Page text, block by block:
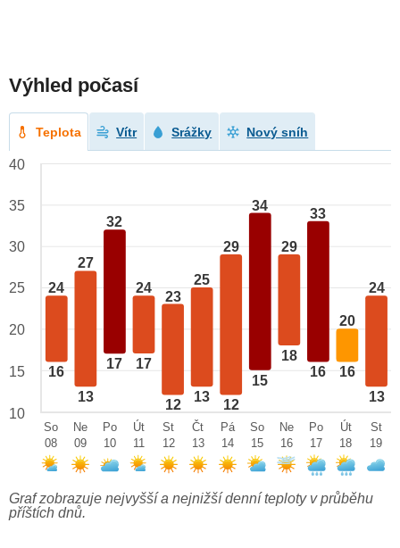
Výhled počasí
Teplota Vítr Srážky Nový sníh
24
16
27
13
32
17
24
17
23
12
25
13
29
12
34
15
29
18
33
16
20
16
24
13
40
35
30
25
20
15
10
So
08
Ne
09
Po
10
Út
11
St
12
Čt
13
Pá
14
So
15
Ne
16
Po
17
Út
18
St
19
Graf zobrazuje nejvyšší a nejnižší denní teploty v průběhu
příštích dnů.